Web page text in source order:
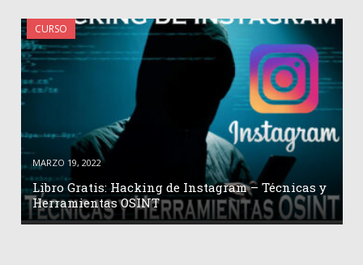
CURSO
MARZO 19, 2022
Libro Gratis: Hacking de Instagram – Técnicas y
Herramientas OSINT